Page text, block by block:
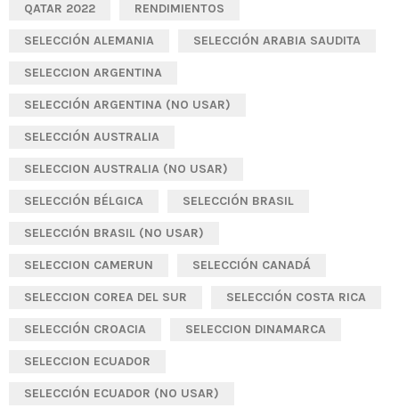
QATAR 2022 RENDIMIENTOS
SELECCIÓN ALEMANIA SELECCIÓN ARABIA SAUDITA
SELECCION ARGENTINA
SELECCIÓN ARGENTINA (NO USAR)
SELECCIÓN AUSTRALIA
SELECCION AUSTRALIA (NO USAR)
SELECCIÓN BÉLGICA SELECCIÓN BRASIL
SELECCIÓN BRASIL (NO USAR)
SELECCION CAMERUN SELECCIÓN CANADÁ
SELECCION COREA DEL SUR SELECCIÓN COSTA RICA
SELECCIÓN CROACIA SELECCION DINAMARCA
SELECCION ECUADOR
SELECCIÓN ECUADOR (NO USAR)